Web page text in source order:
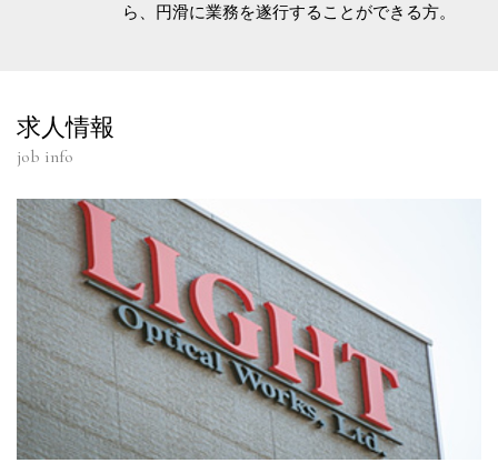
ら、円滑に業務を遂行することができる方。
求人情報
job info